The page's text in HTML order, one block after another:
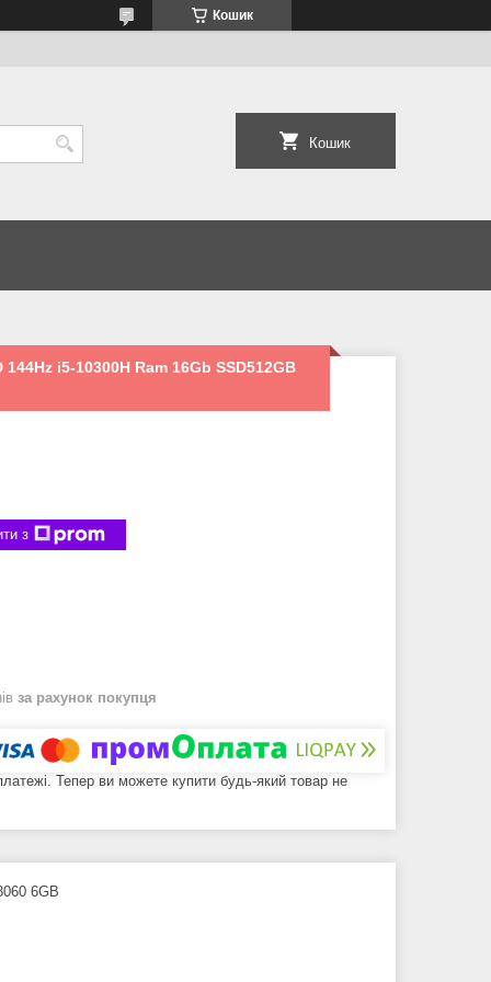
Кошик
Кошик
i5-10300H Ram 16Gb SSD512GB
з
за рахунок покупця
Тепер ви можете купити будь-який товар не
6GB